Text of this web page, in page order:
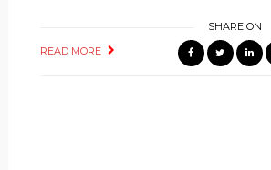
READ MORE
SHARE ON